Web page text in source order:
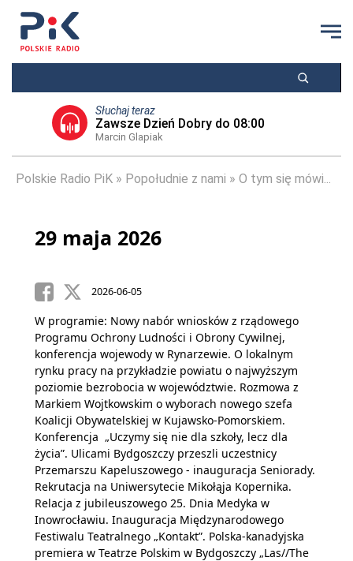
Słuchaj teraz
Zawsze Dzień Dobry do 08:00
Marcin Glapiak
Polskie Radio PiK Popołudnie z nami O tym się mówi...
29 maja 2026
2026-06-05
W programie: Nowy nabór wniosków z rządowego
Programu Ochrony Ludności i Obrony Cywilnej,
konferencja wojewody w Rynarzewie. O lokalnym
rynku pracy na przykładzie powiatu o najwyższym
poziomie bezrobocia w województwie. Rozmowa z
Markiem Wojtkowskim o wyborach nowego szefa
Koalicji Obywatelskiej w Kujawsko-Pomorskiem.
Konferencja „Uczymy się nie dla szkoły, lecz dla
życia”. Ulicami Bydgoszczy przeszli uczestnicy
Przemarszu Kapeluszowego - inauguracja Seniorady.
Rekrutacja na Uniwersytecie Mikołąja Kopernika.
Relacja z jubileuszowego 25. Dnia Medyka w
Inowrocławiu. Inauguracja Międzynarodowego
Festiwalu Teatralnego „Kontakt”. Polska-kanadyjska
premiera w Teatrze Polskim w Bydgoszczy „Las//The